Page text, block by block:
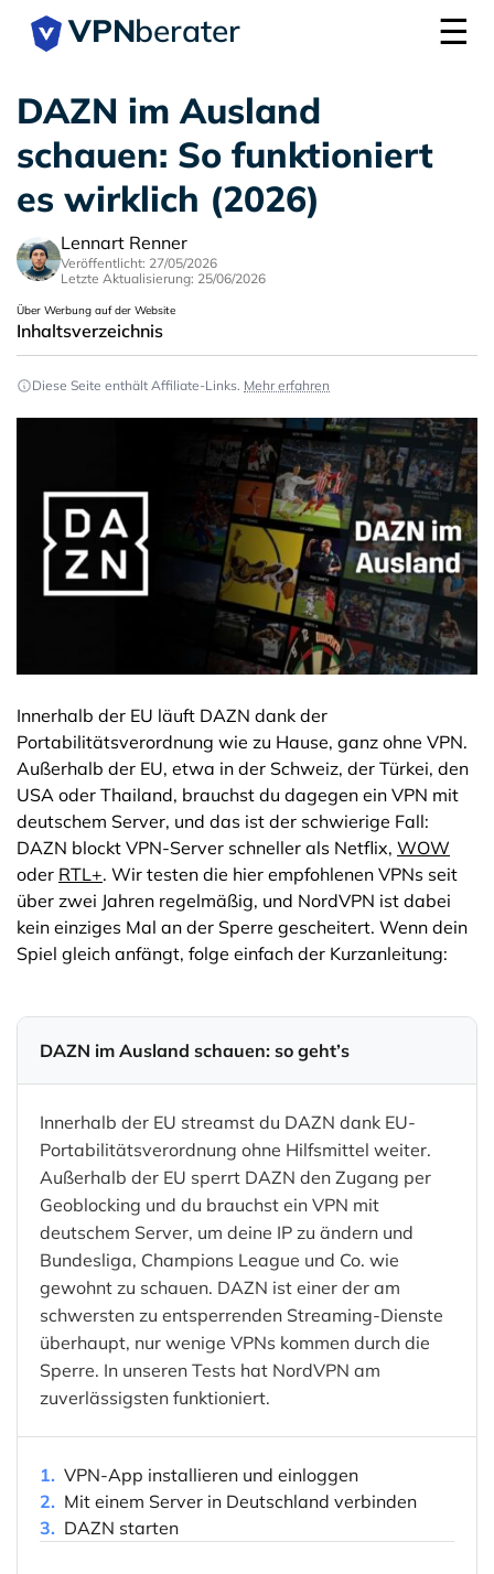
VPNberater
☰
DAZN im Ausland
schauen: So funktioniert
es wirklich (2026)
Lennart Renner
Veröffentlicht: 27/05/2026
Letzte Aktualisierung: 25/06/2026
Über Werbung auf der Website
Inhaltsverzeichnis
Diese Seite enthält Affiliate-Links. Mehr erfahren
Innerhalb der EU läuft DAZN dank der
Portabilitätsverordnung wie zu Hause, ganz ohne VPN.
Außerhalb der EU, etwa in der Schweiz, der Türkei, den
USA oder Thailand, brauchst du dagegen ein VPN mit
deutschem Server, und das ist der schwierige Fall:
DAZN blockt VPN-Server schneller als Netflix, WOW
oder RTL+. Wir testen die hier empfohlenen VPNs seit
über zwei Jahren regelmäßig, und NordVPN ist dabei
kein einziges Mal an der Sperre gescheitert. Wenn dein
Spiel gleich anfängt, folge einfach der Kurzanleitung:
DAZN im Ausland schauen: so geht’s
Innerhalb der EU streamst du DAZN dank EU-
Portabilitätsverordnung ohne Hilfsmittel weiter.
Außerhalb der EU sperrt DAZN den Zugang per
Geoblocking und du brauchst ein VPN mit
deutschem Server, um deine IP zu ändern und
Bundesliga, Champions League und Co. wie
gewohnt zu schauen. DAZN ist einer der am
schwersten zu entsperrenden Streaming-Dienste
überhaupt, nur wenige VPNs kommen durch die
Sperre. In unseren Tests hat NordVPN am
zuverlässigsten funktioniert.
1. VPN-App installieren und einloggen
2. Mit einem Server in Deutschland verbinden
3. DAZN starten